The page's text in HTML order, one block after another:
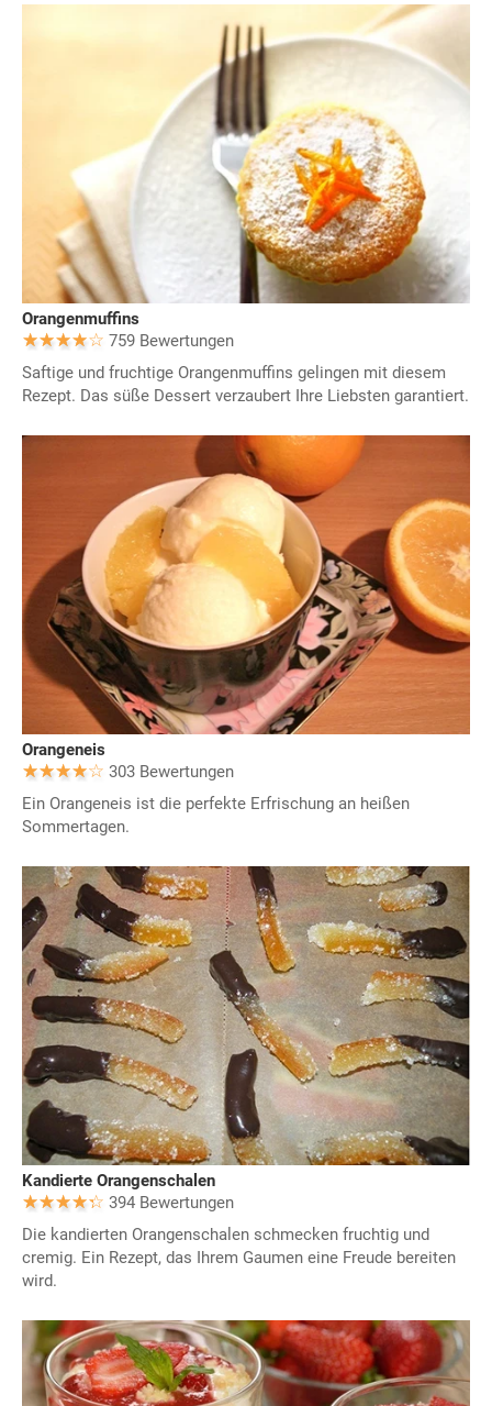
Orangenmuffins
759 Bewertungen
Saftige und fruchtige Orangenmuffins gelingen mit diesem
Rezept. Das süße Dessert verzaubert Ihre Liebsten garantiert.
Orangeneis
303 Bewertungen
Ein Orangeneis ist die perfekte Erfrischung an heißen
Sommertagen.
Kandierte Orangenschalen
394 Bewertungen
Die kandierten Orangenschalen schmecken fruchtig und
cremig. Ein Rezept, das Ihrem Gaumen eine Freude bereiten
wird.